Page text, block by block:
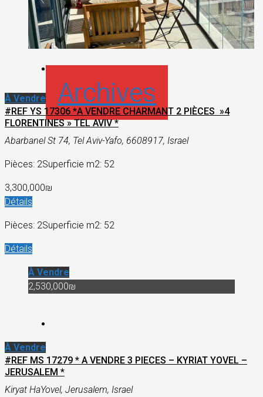
À Vendre Archives
#REF YS 17306 *A VENDRE CHARMANT 2 PIÈCES »4
FLORENTINES » TEL AVIV *
Abarbanel St 74, Tel Aviv-Yafo, 6608917, Israel
Pièces: 2Superficie m2: 52
3,300,000₪
Détails
Pièces: 2Superficie m2: 52
Détails
À Vendre
2,530,000₪
À Vendre
#REF MS 17279 * A VENDRE 3 PIECES – KYRIAT YOVEL –
JERUSALEM *
Kiryat HaYovel, Jerusalem, Israel